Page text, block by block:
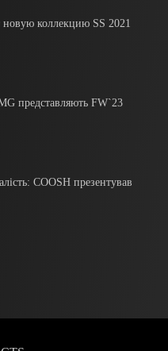
новую коллекцию SS 2021
представляють FW`23
COOSH презентував